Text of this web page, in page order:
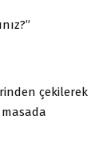
çekilerek
masada